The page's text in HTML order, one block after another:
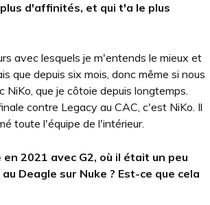
d'affinités, et qui t'a le plus
avec lesquels je m'entends le mieux et
que depuis six mois, donc même si nous
que je côtoie depuis longtemps.
contre Legacy au CAC, c'est NiKo. Il
toute l'équipe de l'intérieur.
2021 avec G2, où il était un peu
Deagle sur Nuke ? Est-ce que cela